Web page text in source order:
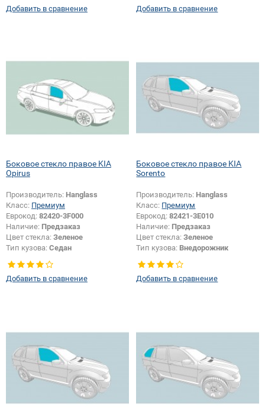
Добавить в сравнение
Добавить в сравнение
Боковое стекло правое KIA
Opirus
Производитель: Hanglass
Класс: Премиум
Еврокод: 82420-3F000
Наличие: Предзаказ
Цвет стекла: Зеленое
Тип кузова: Седан
Тип стекла: Боковое стекло
правое
Появление или изменение
Добавить в сравнение
Боковое стекло правое KIA
Sorento
Производитель: Hanglass
Класс: Премиум
Еврокод:82421-3E010
Наличие: Предзаказ
Цвет стекла:Зеленое
Тип кузова: Внедорожник
Тип стекла:Боковое стекло
правое
Добавить в сравнение